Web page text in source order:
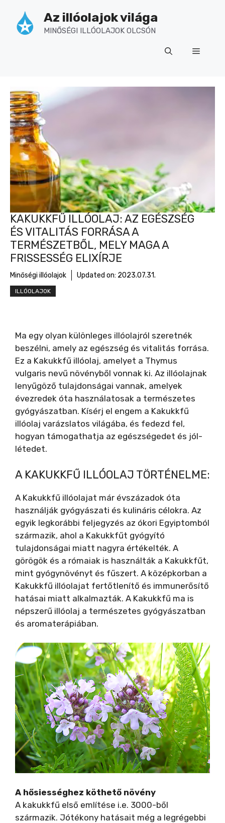
tartalomba
Az illóolajok világa
MINŐSÉGI ILLÓOLAJOK OLCSÓN
Menü
KAKUKKFŰ ILLÓOLAJ: AZ EGÉSZSÉG
ÉS VITALITÁS FORRÁSA A
TERMÉSZETBŐL, MELY MAGA A
FRISSESSÉG ELIXÍRJE
Minőségi illóolajok Updated on: 2023.07.31.
ILLÓOLAJOK
Ma egy olyan különleges illóolajról szeretnék
beszélni, amely az egészség és vitalitás forrása.
Ez a Kakukkfű illóolaj, amelyet a Thymus
vulgaris nevű növényből vonnak ki. Az illóolajnak
lenyűgöző tulajdonságai vannak, amelyek
évezredek óta használatosak a természetes
gyógyászatban. Kísérj el engem a Kakukkfű
illóolaj varázslatos világába, és fedezd fel,
hogyan támogathatja az egészségedet és jól-
létedet.
A KAKUKKFŰ ILLÓOLAJ TÖRTÉNELME:
A Kakukkfű illóolajat már évszázadok óta
használják gyógyászati és kulináris célokra. Az
egyik legkorábbi feljegyzés az ókori Egyiptomból
származik, ahol a Kakukkfűt gyógyító
tulajdonságai miatt nagyra értékelték. A
görögök és a rómaiak is használták a Kakukkfűt,
mint gyógynövényt és fűszert. A középkorban a
Kakukkfű illóolajat fertőtlenítő és immunerősítő
hatásai miatt alkalmazták. A Kakukkfű ma is
népszerű illóolaj a természetes gyógyászatban
és aromaterápiában.
A hősiességhez köthető növény
A kakukkfű első említése i.e. 3000-ből
származik. Jótékony hatásait még a legrégebbi